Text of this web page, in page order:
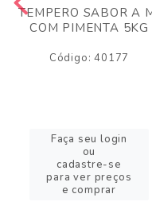
TEMPERO SABOR A
COM PIMENTA 5KG
Código: 40177
Faça seu login
ou
cadastre-se
para ver preços
e comprar